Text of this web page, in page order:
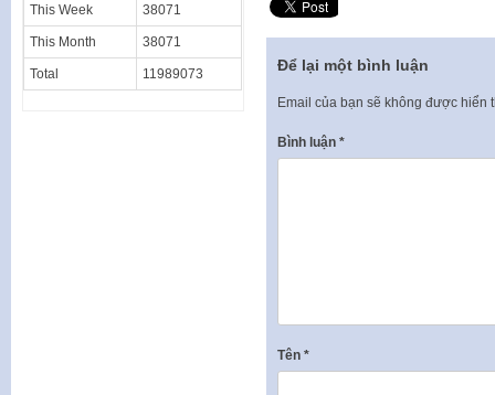
Để lại một bình luận
Email của bạn sẽ không được hiển
Bình luận *
Tên *
This Week 38071
This Month 38071
Total 11989073